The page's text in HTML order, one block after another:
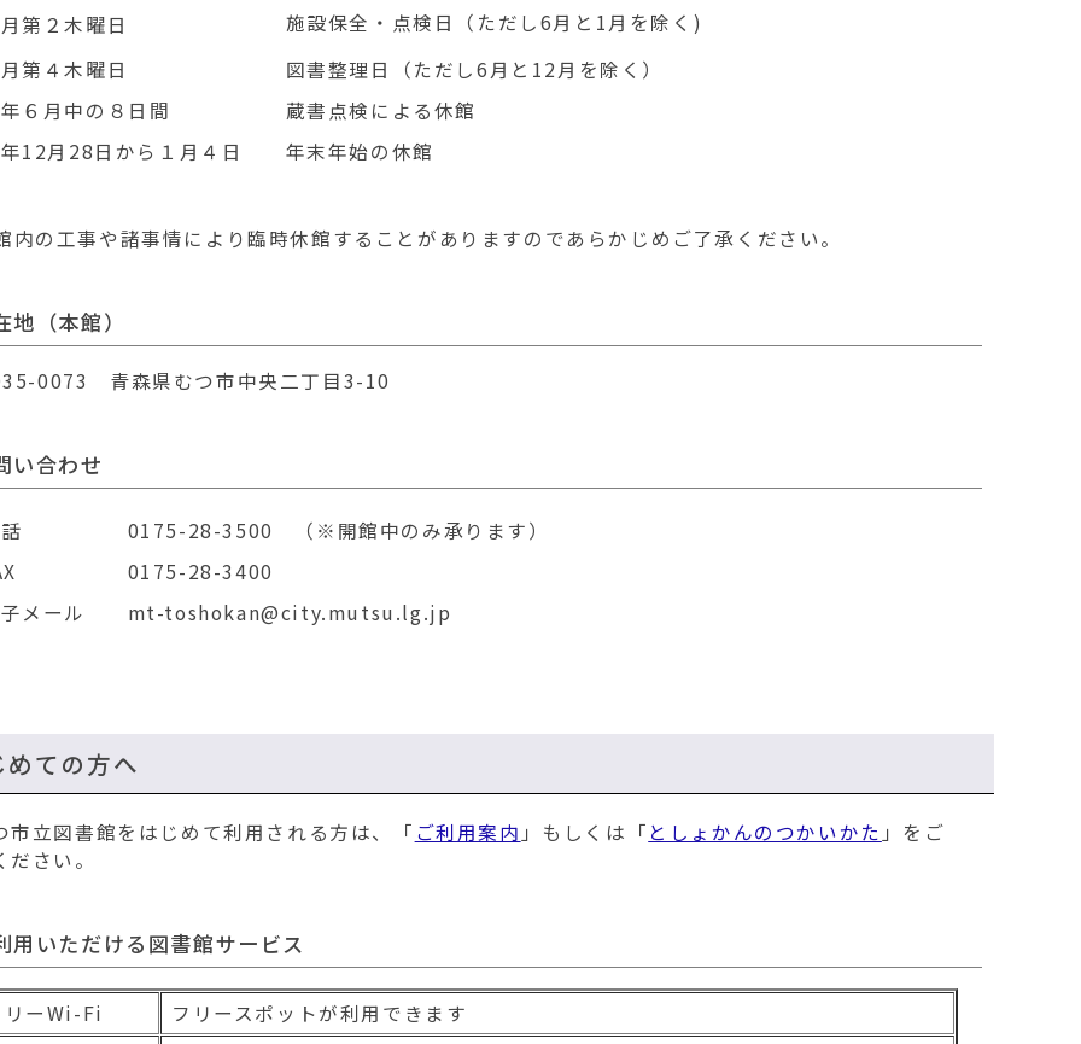
年12月01日 12月の特別展示＆イベントのお知らせ
年11月25日
令和７年度むつ市児童・生徒詩歌コンクール優秀作品を展示し
ます
年11月14日 図書館日記 「ふゆのひのおはなし会」を開催します
年10月30日 募集・イベント
令和７年度むつ市児童・生徒詩歌コンクールの入賞者を発表し
ます
年10月01日
年10月01日 図書館日記 「あきのひのおはなし会」を開催します
年07月01日
年06月26日 募集・イベント 令和７年度むつ市詩歌コンクール作品募集
年05月18日 川島雄三の部屋
年05月14日 図書館日記 蔵書点検による休館にともない特別貸出を実施します
第２木曜日
施設保全・点検日（ただし6月と1月を除く)
第４木曜日
図書整理日（ただし6月と12月を除く）
６月中の８日間
蔵書点検による休館
12月28日から１月４日
年末年始の休館
内の工事や諸事情により臨時休館することがありますのであらかじめご了承ください。
地（本館）
0073 青森県むつ市中央二丁目3-10
い合わせ
0175-28-3500 （※開館中のみ承ります）
0175-28-3400
メール
mt-toshokan@city.mutsu.lg.jp
めての方へ
市立図書館をはじめて利用される方は、「 ご利用案内 」もしくは「 としょかんのつかいかた 」をご
ださい。
用いただける図書館サービス
リーWi-Fi フリースポットが利用できます